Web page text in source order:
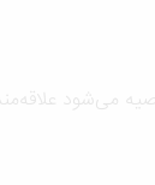
می‌شود